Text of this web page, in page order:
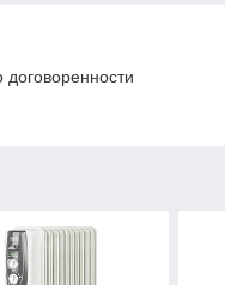
договоренности